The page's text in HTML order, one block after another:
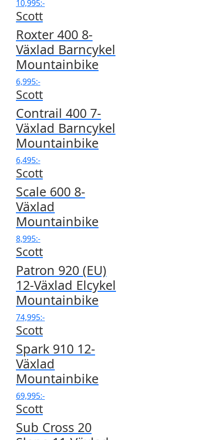
10,995:-
Scott
Roxter 400 8-
Växlad Barncykel
Mountainbike
6,995:-
Scott
Contrail 400 7-
Växlad Barncykel
Mountainbike
6,495:-
Scott
Scale 600 8-
Växlad
Mountainbike
8,995:-
Scott
Patron 920 (EU)
12-Växlad Elcykel
Mountainbike
74,995:-
Scott
Spark 910 12-
Växlad
Mountainbike
69,995:-
Scott
Sub Cross 20